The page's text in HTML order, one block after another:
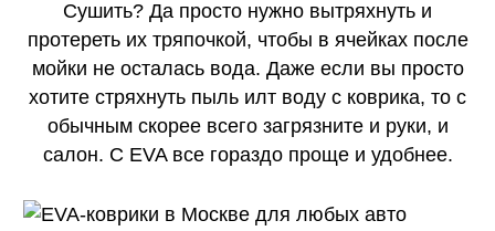
Сушить? Да просто нужно вытряхнуть и
протереть их тряпочкой, чтобы в ячейках после
мойки не осталась вода. Даже если вы просто
хотите стряхнуть пыль илт воду с коврика, то с
обычным скорее всего загрязните и руки, и
салон. С EVA все гораздо проще и удобнее.